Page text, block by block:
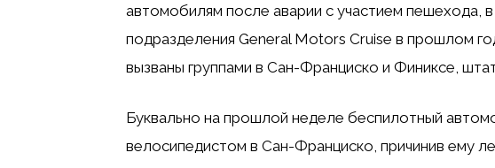
автомобилям после аварии с участием пешехода,
подразделения General Motors Cruise в прошлом
вызваны группами в Сан-Франциско и Финиксе,
Буквально на прошлой неделе беспилотный
велосипедистом в Сан-Франциско, причинив ему